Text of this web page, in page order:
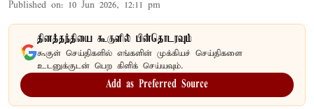
Published on: 10 Jun 2026, 12:11 pm
தினத்தந்தியை கூகுளில் பின்தொடரவும்
கூகுள் செய்திகளில் எங்களின் முக்கியச் செய்திகளை
உடனுக்குடன் பெற கிளிக் செய்யவும்.
Add as Preferred Source